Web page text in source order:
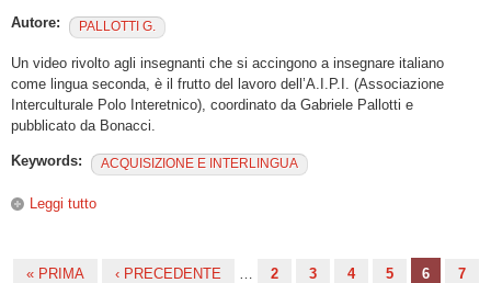
Autore: PALLOTTI G.
Un video rivolto agli insegnanti che si accingono a insegnare italiano
come lingua seconda, è il frutto del lavoro dell’A.I.P.I. (Associazione
Interculturale Polo Interetnico), coordinato da Gabriele Pallotti e
pubblicato da Bonacci.
Keywords: ACQUISIZIONE E INTERLINGUA
Leggi tutto
« PRIMA ‹ PRECEDENTE 2 3 4 5 6
7